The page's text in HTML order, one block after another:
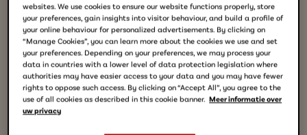
die zij nodig acht om de
hoedanigheid van de deelnemers en de
naleving van deze voorwaarden te controleren.
Niet-naleving door een
deelnemer zal leiden tot de uitsluiting van zijn
of haar deelname aan de Wedstrijd.
websites. We use cookies to ensure our website functions properly, store
your preferences, gain insights into visitor behaviour, and build a profile of
your online behaviour for personalized advertisements. By clicking on
“Manage Cookies”, you can learn more about the cookies we use and set
your preferences. Depending on your preferences, we may process your
data in countries with a lower level of data protection legislation where
authorities may have easier access to your data and you may have fewer
rights to oppose such access. By clicking on “Accept All”, you agree to the
use of all cookies as described in this cookie banner. Meer informatie over
uw privacy